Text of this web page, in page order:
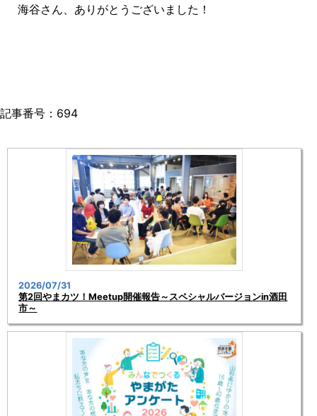
海谷さん、ありがとうございました！
記事番号：694
2026/07/31
第2回やまカツ！Meetup開催報告～スペシャルバージョンin酒田
市～